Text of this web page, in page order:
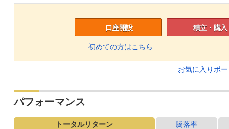
口座開設
初めての方はこちら
積立・購入
お気に入りボ
パフォーマンス
トータルリターン 騰落率